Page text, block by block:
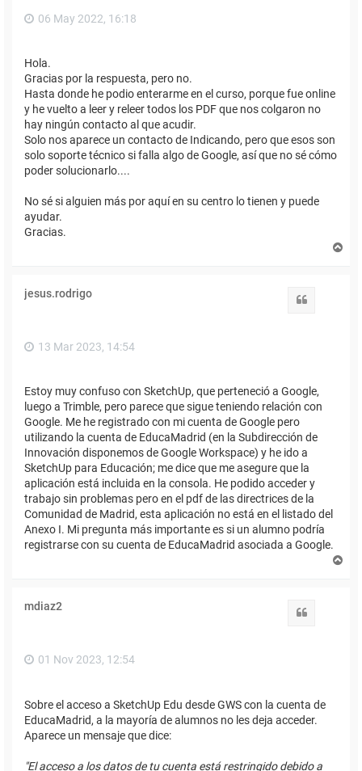
06 May 2022, 16:18
Hola.
Gracias por la respuesta, pero no.
Hasta donde he podio enterarme en el curso, porque fue online
y he vuelto a leer y releer todos los PDF que nos colgaron no
hay ningún contacto al que acudir.
Solo nos aparece un contacto de Indicando, pero que esos son
solo soporte técnico si falla algo de Google, así que no sé cómo
poder solucionarlo....
No sé si alguien más por aquí en su centro lo tienen y puede
ayudar.
Gracias.
jesus.rodrigo
13 Mar 2023, 14:54
Estoy muy confuso con SketchUp, que perteneció a Google,
luego a Trimble, pero parece que sigue teniendo relación con
Google. Me he registrado con mi cuenta de Google pero
utilizando la cuenta de EducaMadrid (en la Subdirección de
Innovación disponemos de Google Workspace) y he ido a
SketchUp para Educación; me dice que me asegure que la
aplicación está incluida en la consola. He podido acceder y
trabajo sin problemas pero en el pdf de las directrices de la
Comunidad de Madrid, esta aplicación no está en el listado del
Anexo I. Mi pregunta más importante es si un alumno podría
registrarse con su cuenta de EducaMadrid asociada a Google.
mdiaz2
01 Nov 2023, 12:54
Sobre el acceso a SketchUp Edu desde GWS con la cuenta de
EducaMadrid, a la mayoría de alumnos no les deja acceder.
Aparece un mensaje que dice:
"El acceso a los datos de tu cuenta está restringido debido a